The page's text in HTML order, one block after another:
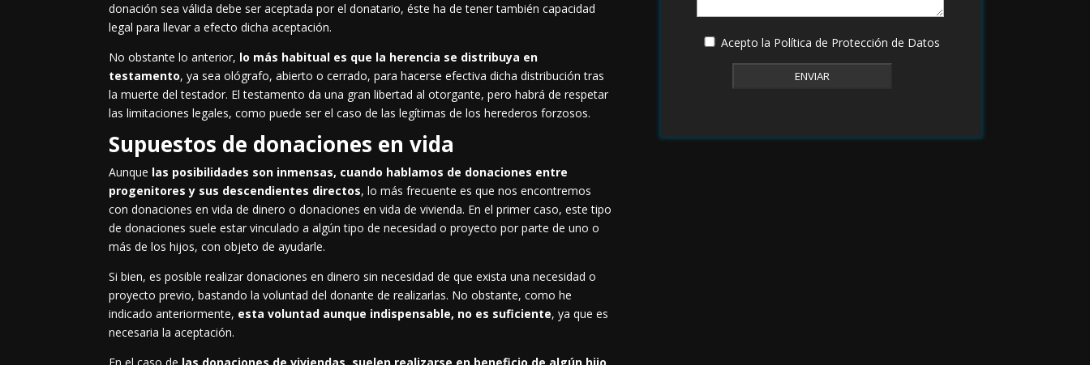
donación sea válida debe ser aceptada por el donatario, éste ha de tener también capacidad
legal para llevar a efecto dicha aceptación.
No obstante lo anterior, lo más habitual es que la herencia se distribuya en
testamento, ya sea ológrafo, abierto o cerrado, para hacerse efectiva dicha distribución tras
la muerte del testador. El testamento da una gran libertad al otorgante, pero habrá de respetar
las limitaciones legales, como puede ser el caso de las legítimas de los herederos forzosos.
Supuestos de donaciones en vida
Aunque las posibilidades son inmensas, cuando hablamos de donaciones entre
progenitores y sus descendientes directos, lo más frecuente es que nos encontremos
con donaciones en vida de dinero o donaciones en vida de vivienda. En el primer caso, este tipo
de donaciones suele estar vinculado a algún tipo de necesidad o proyecto por parte de uno o
más de los hijos, con objeto de ayudarle.
Si bien, es posible realizar donaciones en dinero sin necesidad de que exista una necesidad o
proyecto previo, bastando la voluntad del donante de realizarlas. No obstante, como he
indicado anteriormente, esta voluntad aunque indispensable, no es suficiente, ya que es
necesaria la aceptación.
Acepto la Política de Protección de Datos